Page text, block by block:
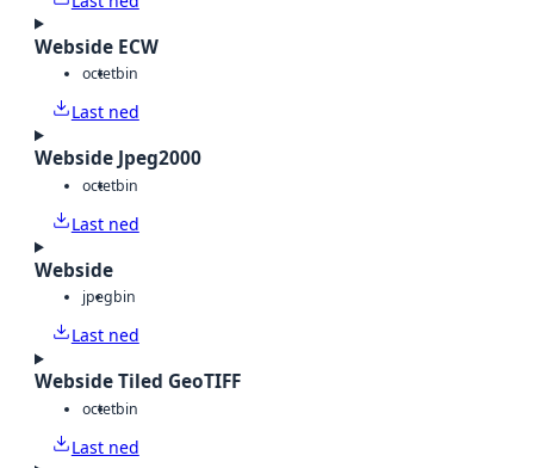
Webside ECW
octetbin
Last ned
Webside Jpeg2000
octetbin
Last ned
Webside
jpegbin
Last ned
Webside Tiled GeoTIFF
octetbin
Last ned